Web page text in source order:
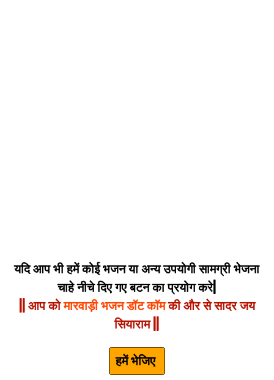
यदि आप भी हमें कोई भजन या अन्य उपयोगी सामग्री भेजना
चाहे नीचे दिए गए बटन का प्रयोग करे|
|| आप कोमारवाड़ी भजन डॉट कॉमकी और से सादर जय
सियाराम ||
हमें भेजिए